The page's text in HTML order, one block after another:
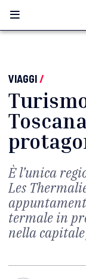
VIAGGI/
È l’unica
Les
termale in
nella